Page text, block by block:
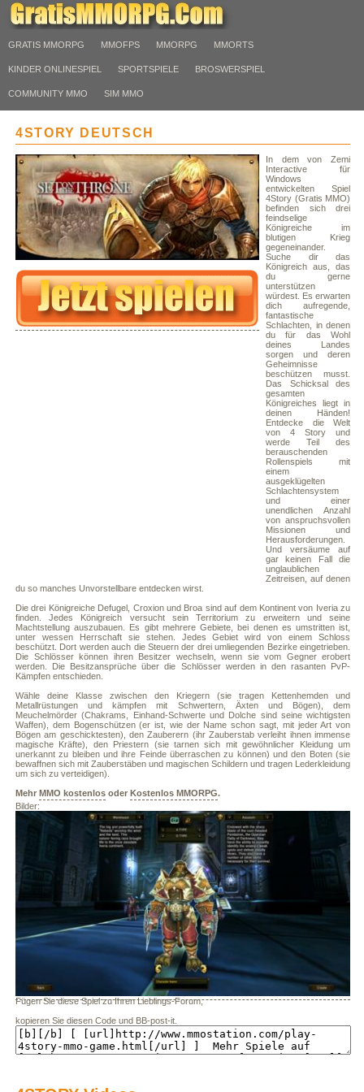
GRATIS MMORPG MMOFPS MMORPG MMORTS
KINDER ONLINESPIEL SPORTSPIELE BROSWERSPIEL
COMMUNITY MMO SIM MMO
4STORY DEUTSCH
In dem von Zemi
Interactive für
Windows
entwickelten Spiel
4Story (Gratis MMO)
befinden sich drei
feindselige
Königreiche im
blutigen Krieg
gegeneinander.
Suche dir das
Königreich aus, das
du gerne
unterstützen
würdest. Es erwarten
dich aufregende,
fantastische
Schlachten, in denen
du für das Wohl
deines Landes
sorgen und deren
Geheimnisse
beschützen musst.
Das Schicksal des
gesamten
Königreiches liegt in
deinen Händen!
Entdecke die Welt
von 4 Story und
werde Teil des
berauschenden
Rollenspiels mit
einem
ausgeklügelten
Schlachtensystem
und einer
unendlichen Anzahl
von anspruchsvollen
Missionen und
Herausforderungen.
Und versäume auf
gar keinen Fall die
unglaublichen
Zeitreisen, auf denen
du so manches Unvorstellbare entdecken wirst.
Die drei Königreiche Defugel, Croxion und Broa sind auf dem Kontinent von Iveria zu
finden. Jedes Königreich versucht sein Territorium zu erweitern und seine
Machtstellung auszubauen. Es gibt mehrere Gebiete, bei denen es umstritten ist,
unter wessen Herrschaft sie stehen. Jedes Gebiet wird von einem Schloss
beschützt. Dort werden auch die Steuern der drei umliegenden Bezirke eingetrieben.
Die Schlösser können ihren Besitzer wechseln, wenn sie vom Gegner erobert
werden. Die Besitzansprüche über die Schlösser werden in den rasanten PvP-
Kämpfen entschieden.
Wähle deine Klasse zwischen den Kriegern (sie tragen Kettenhemden und
Metallrüstungen und kämpfen mit Schwertern, Äxten und Bögen), dem
Meuchelmörder (Chakrams, Einhand-Schwerte und Dolche sind seine wichtigsten
Waffen), dem Bogenschützen (er ist, wie der Name schon sagt, mit jeder Art von
Bögen am geschicktesten), den Zauberern (ihr Zauberstab verleiht ihnen immense
magische Kräfte), den Priestern (sie tarnen sich mit gewöhnlicher Kleidung um
unerkannt zu bleiben und ihre Feinde überraschen zu können) und den Boten (sie
bewaffnen sich mit Zauberstäben und magischen Schildern und tragen Lederkleidung
um sich zu verteidigen).
Mehr MMO kostenlos oder Kostenlos MMORPG.
Bilder:
Fügen Sie diese Spiel zu Ihren Lieblings-Forum,
kopieren Sie diesen Code und BB-post-it.